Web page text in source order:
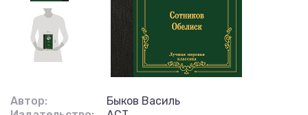
Автор:
Быков Василь